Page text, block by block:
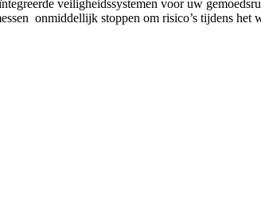
veiligheidssystemen voor uw
onmiddellijk stoppen om risico’s tijdens het